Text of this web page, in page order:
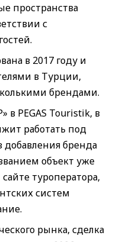
пространства
с
в 2017 году и
в Турции,
брендами.
в PEGAS Touristik, в
работать под
добавления бренда
объект уже
туроператора,
систем
рынка, сделка